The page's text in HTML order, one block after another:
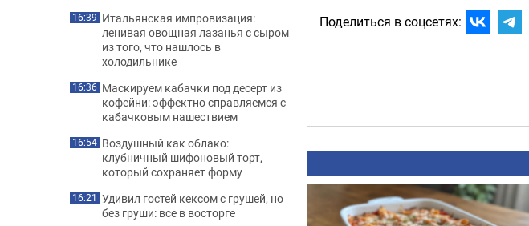
Поделиться в соцсетях:
16:39 Итальянская импровизация:
ленивая овощная лазанья с сыром
из того, что нашлось в
холодильнике
16:36 Маскируем кабачки под десерт из
кофейни: эффектно справляемся с
кабачковым нашествием
16:54 Воздушный как облако:
клубничный шифоновый торт,
который сохраняет форму
16:21 Удивил гостей кексом с грушей, но
без груши: все в восторге